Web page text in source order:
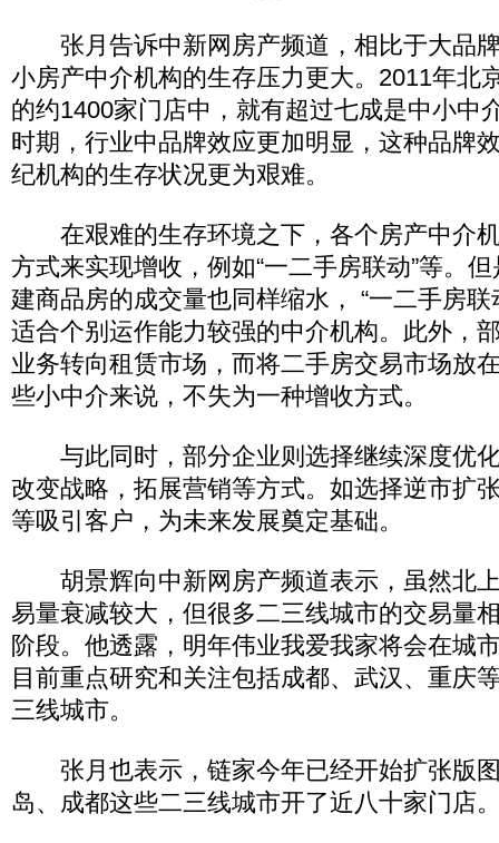
张月告诉中新网房产频道，相比于大品
小房产中介机构的生存压力更大。2011年北
的约1400家门店中，就有超过七成是中小中
时期，行业中品牌效应更加明显，这种品牌
纪机构的生存状况更为艰难。
在艰难的生存环境之下，各个房产中介
方式来实现增收，例如“一二手房联动”等。
建商品房的成交量也同样缩水， “一二手房
适合个别运作能力较强的中介机构。此外，
业务转向租赁市场，而将二手房交易市场放
些小中介来说，不失为一种增收方式。
与此同时，部分企业则选择继续深度优
改变战略，拓展营销等方式。如选择逆市扩
等吸引客户，为未来发展奠定基础。
胡景辉向中新网房产频道表示，虽然北
易量衰减较大，但很多二三线城市的交易量
阶段。他透露，明年伟业我爱我家将会在城
目前重点研究和关注包括成都、武汉、重庆
三线城市。
张月也表示，链家今年已经开始扩张版
岛、成都这些二三线城市开了近八十家门店